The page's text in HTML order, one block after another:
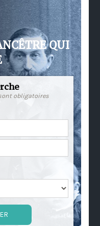
QUI
obligatoires